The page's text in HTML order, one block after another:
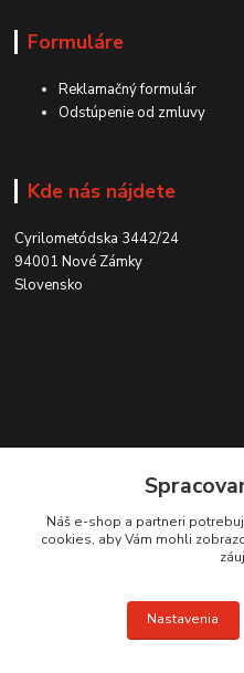
Formuláre
Reklamačný formulár
Odstúpenie od zmluvy
Kde nás nájdete
Cyrilometódska 3442/24
94001 Nové Zámky
Slovensko
0915 707 737
(Po-Pia, 8-15 hod.)
Náš e-shop a partneri
cookies, aby Vám mohli
Nastavenia